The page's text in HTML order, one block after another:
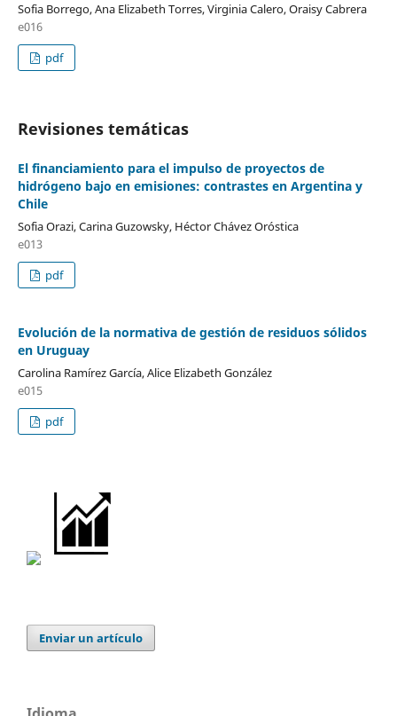
Sofia Borrego, Ana Elizabeth Torres, Virginia Calero, Oraisy Cabrera
e016
pdf
Revisiones temáticas
El financiamiento para el impulso de proyectos de
hidrógeno bajo en emisiones: contrastes en Argentina y
Chile
Sofia Orazi, Carina Guzowsky, Héctor Chávez Oróstica
e013
pdf
Evolución de la normativa de gestión de residuos sólidos
en Uruguay
Carolina Ramírez García, Alice Elizabeth González
e015
pdf
Enviar un artículo